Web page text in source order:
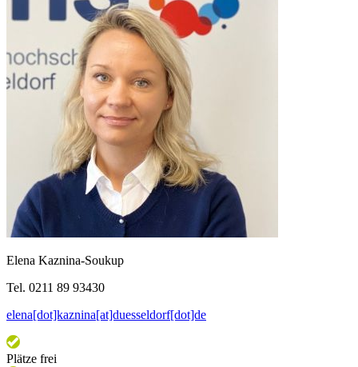
Elena Kaznina-Soukup
Tel. 0211 89 93430
elena[dot]kaznina[at]duesseldorf[dot]de
Plätze frei